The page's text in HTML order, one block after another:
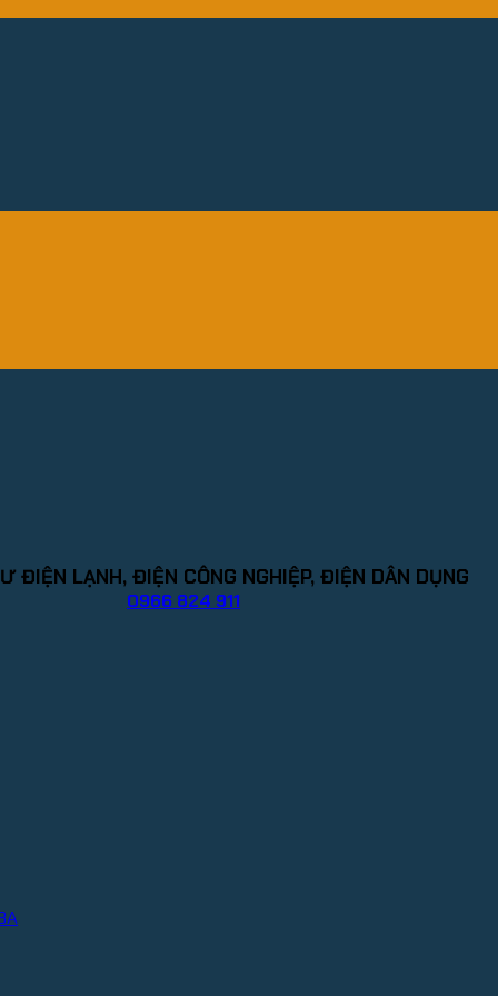
ĐIỆN LẠNH, ĐIỆN CÔNG NGHIỆP, ĐIỆN DÂN DỤNG
0966 824 911